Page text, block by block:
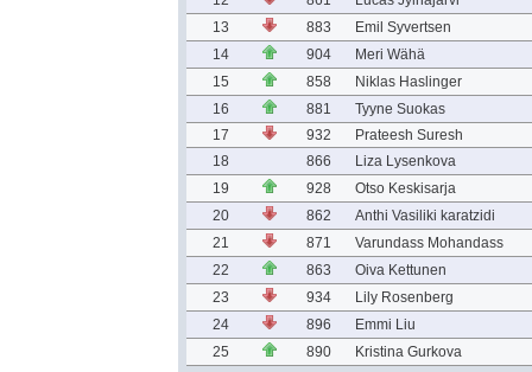
13
883
Emil Syvertsen
14
904
Meri Wähä
15
858
Niklas Haslinger
16
881
Tyyne Suokas
17
932
Prateesh Suresh
18
866
Liza Lysenkova
19
928
Otso Keskisarja
20
862
Anthi Vasiliki karatzidi
21
871
Varundass Mohandass
22
863
Oiva Kettunen
23
934
Lily Rosenberg
24
896
Emmi Liu
25
890 Kristina Gurkova